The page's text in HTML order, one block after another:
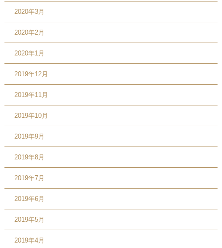
2020年3月
2020年2月
2020年1月
2019年12月
2019年11月
2019年10月
2019年9月
2019年8月
2019年7月
2019年6月
2019年5月
2019年4月